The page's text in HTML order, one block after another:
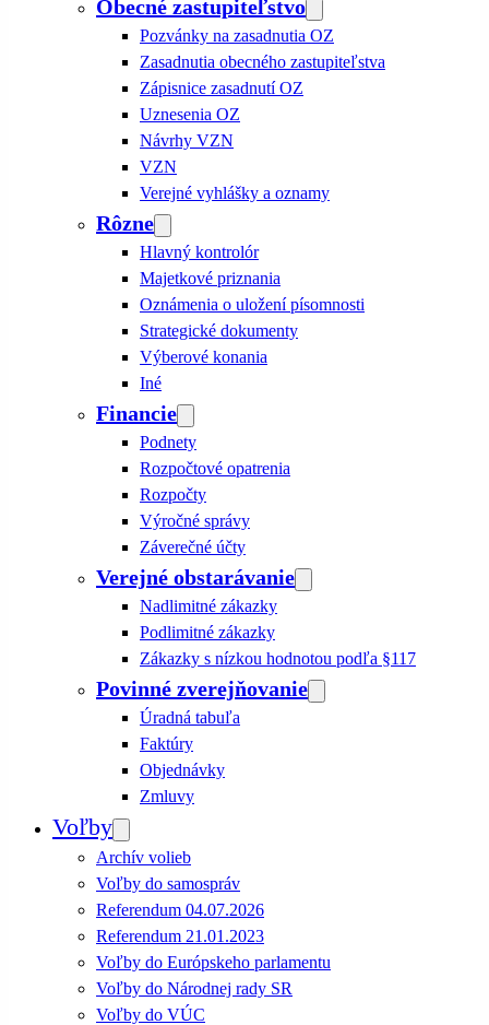
Obecné zastupiteľstvo
Pozvánky na zasadnutia OZ
Zasadnutia obecného zastupiteľstva
Zápisnice zasadnutí OZ
Uznesenia OZ
Návrhy VZN
VZN
Verejné vyhlášky a oznamy
Rôzne
Hlavný kontrolór
Majetkové priznania
Oznámenia o uložení písomnosti
Strategické dokumenty
Výberové konania
Iné
Financie
Podnety
Rozpočtové opatrenia
Rozpočty
Výročné správy
Záverečné účty
Verejné obstarávanie
Nadlimitné zákazky
Podlimitné zákazky
Zákazky s nízkou hodnotou podľa §117
Povinné zverejňovanie
Úradná tabuľa
Faktúry
Objednávky
Zmluvy
Voľby
Archív volieb
Voľby do samospráv
Referendum 04.07.2026
Referendum 21.01.2023
Voľby do Európskeho parlamentu
Voľby do Národnej rady SR
Voľby do VÚC